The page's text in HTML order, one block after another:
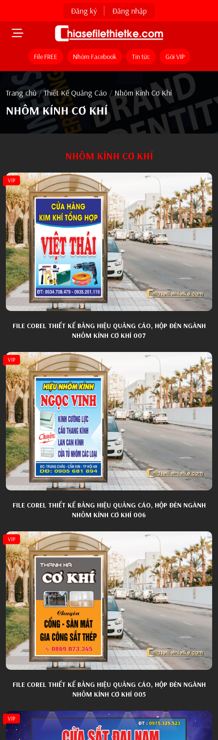
Đăng ký Đăng nhập
File FREE Nhóm Facebook Tin tức Gói VIP
Trang chủ / Thiết Kế Quảng Cáo / Nhôm Kính Cơ Khí
NHÔM KÍNH CƠ KHÍ
NHÔM KÍNH CƠ KHÍ
VIP
FILE COREL THIẾT KẾ BẢNG HIỆU QUẢNG CÁO, HỘP ĐÈN NGÀNH
NHÔM KÍNH CƠ KHÍ 007
VIP
FILE COREL THIẾT KẾ BẢNG HIỆU QUẢNG CÁO, HỘP ĐÈN NGÀNH
NHÔM KÍNH CƠ KHÍ 006
VIP
FILE COREL THIẾT KẾ BẢNG HIỆU QUẢNG CÁO, HỘP ĐÈN NGÀNH
NHÔM KÍNH CƠ KHÍ 005
VIP